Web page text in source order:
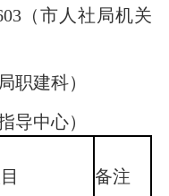
（市人社局机关
建科）
中心）
备注